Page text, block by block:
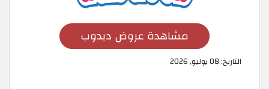
مشاهدة عروض دبدوب
التاريخ:08 يوليو, 2026